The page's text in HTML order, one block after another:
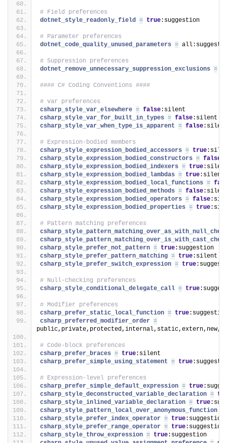
# Field preferences
dotnet_style_readonly_field = true:suggestion
# Parameter preferences
dotnet_code_quality_unused_parameters =
# Suppression preferences
dotnet_remove_unnecessary_suppression_exclusions =
#### C# Coding Conventions ####
# var preferences
csharp_style_var_elsewhere = false:silent
csharp_style_var_for_built_in_types = false:silent
csharp_style_var_when_type_is_apparent = false
# Expression-bodied members
csharp_style_expression_bodied_accessors = true
csharp_style_expression_bodied_constructors = false
csharp_style_expression_bodied_indexers = true
csharp_style_expression_bodied_lambdas = true:silent
csharp_style_expression_bodied_local_functions =
csharp_style_expression_bodied_methods = false
csharp_style_expression_bodied_operators = false
csharp_style_expression_bodied_properties = true
# Pattern matching preferences
csharp_style_prefer_not_pattern = true:suggestion
csharp_style_prefer_pattern_matching = true:silent
csharp_style_prefer_switch_expression = true
# Null-checking preferences
csharp_style_conditional_delegate_call = true
# Modifier preferences
csharp_prefer_static_local_function = true
csharp_preferred_modifier_order =
# Code-block preferences
csharp_prefer_braces = true:silent
csharp_prefer_simple_using_statement = true
# Expression-level preferences
csharp_prefer_simple_default_expression = true
csharp_style_deconstructed_variable_declaration =
csharp_style_inlined_variable_declaration = true
csharp_style_pattern_local_over_anonymous_function
csharp_style_prefer_index_operator = true:suggestion
csharp_style_prefer_range_operator = true:suggestion
csharp_style_throw_expression = true:suggestion